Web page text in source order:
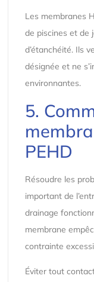
Les membranes
de piscines et de
d’étanchéité. Ils
désignée et ne
environnantes.
5.
PEHD
Résoudre les
important de
drainage
membrane
contrainte
Éviter tout